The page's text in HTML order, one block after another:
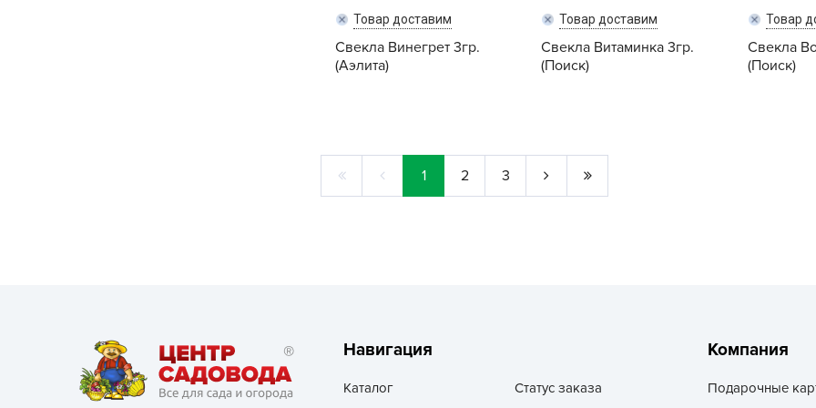
Товар доставим
Свекла Винегрет 3гр.
(Аэлита)
Товар доставим
Свекла Витаминка 3гр.
(Поиск)
Товар
Свекла
(Поиск)
1 2 3
Навигация
Каталог Статус заказа
Компания
Подарочные